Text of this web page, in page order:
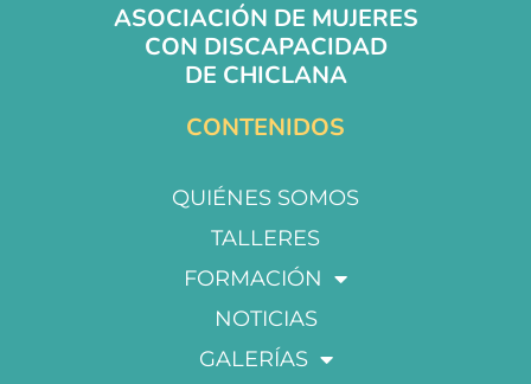
ASOCIACIÓN DE MUJERES
CON DISCAPACIDAD
DE CHICLANA
CONTENIDOS
QUIÉNES SOMOS
TALLERES
FORMACIÓN
NOTICIAS
GALERÍAS